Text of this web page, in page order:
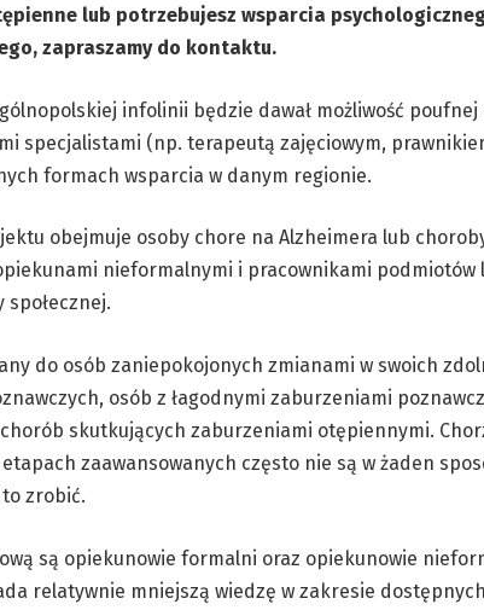
lub potrzebujesz wsparcia
zapraszamy do kontaktu.
infolinii będzie dawał możliwość
specjalistami (np. terapeutą zajęciowym,
formach wsparcia w danym regionie.
obejmuje osoby chore na Alzheimera lub
nieformalnymi i pracownikami podmiotów
do osób zaniepokojonych zmianami w swoich
osób z łagodnymi zaburzeniami
skutkujących zaburzeniami otępiennymi.
zaawansowanych często nie są w żaden
zrobić.
są opiekunowie formalni oraz opiekunowie
relatywnie mniejszą wiedzę w zakresie